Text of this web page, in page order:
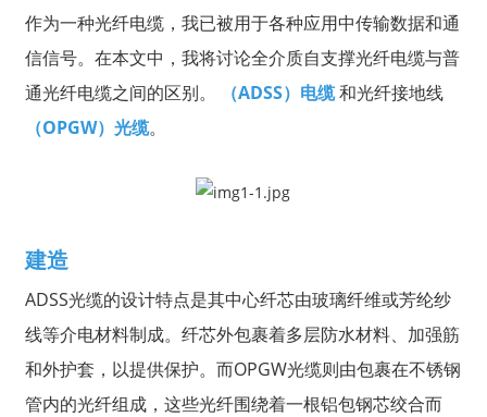
作为一种光纤电缆，我已被用于各种应用中传输数据和通
信信号。在本文中，我将讨论全介质自支撑光纤电缆与普
通光纤电缆之间的区别。
（ADSS）电缆和光纤接地线
（OPGW）光缆。
建造
ADSS光缆的设计特点是其中心纤芯由玻璃纤维或芳纶纱
线等介电材料制成。纤芯外包裹着多层防水材料、加强筋
和外护套，以提供保护。而OPGW光缆则由包裹在不锈钢
管内的光纤组成，这些光纤围绕着一根铝包钢芯绞合而